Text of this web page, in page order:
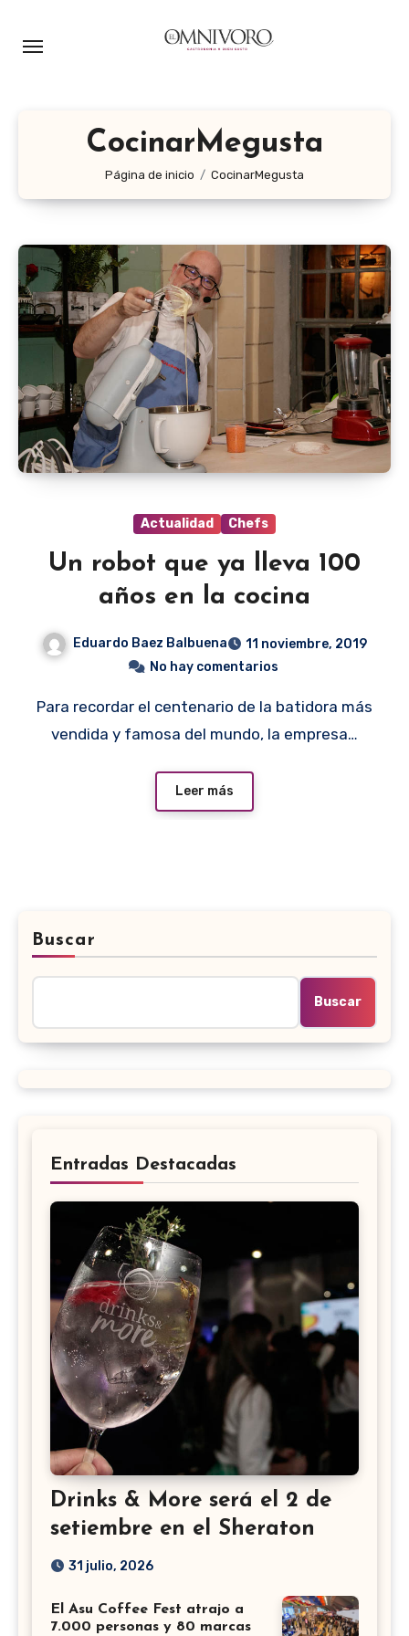
CocinarMegusta
Página de inicio CocinarMegusta
Actualidad Chefs
Un robot que ya lleva 100
años en la cocina
Eduardo Baez Balbuena
11 noviembre, 2019
No hay comentarios
Para recordar el centenario de la batidora más
vendida y famosa del mundo, la empresa…
Leer más
Buscar
Buscar
Entradas Destacadas
Drinks & More será el 2 de
setiembre en el Sheraton
31 julio, 2026
El Asu Coffee Fest atrajo a
7.000 personas y 80 marcas